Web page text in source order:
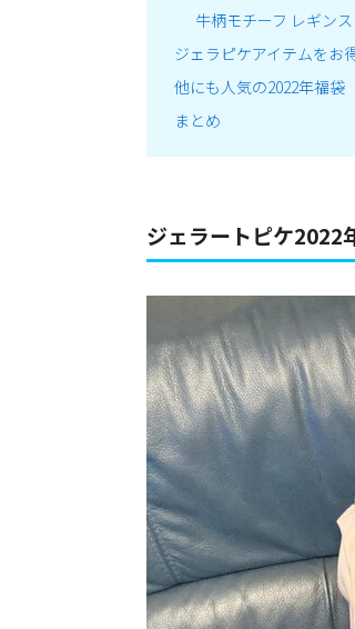
牛柄モチーフ レギンス
ジェラピケアイテムをお
他にも人気の2022年福袋
まとめ
ジェラートピケ2022